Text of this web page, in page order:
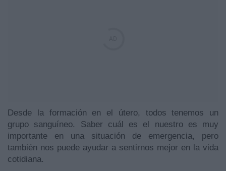
Desde la formación en el útero, todos tenemos un
grupo sanguíneo. Saber cuál es el nuestro es muy
importante en una situación de emergencia, pero
también nos puede ayudar a sentirnos mejor en la vida
cotidiana.